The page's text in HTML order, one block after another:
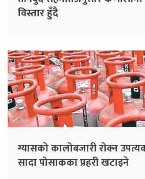
विस्तार हुँदै
ग्यासको कालोबजारी रोक्न
सादा पोसाकका प्रहरी खटाइने